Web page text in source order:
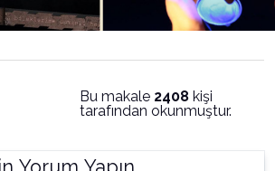
Bu makale 2408 kişi
tarafından okunmuştur.